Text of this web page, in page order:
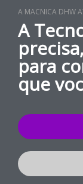
A MACNICA DHW
A
precisa,
para
que